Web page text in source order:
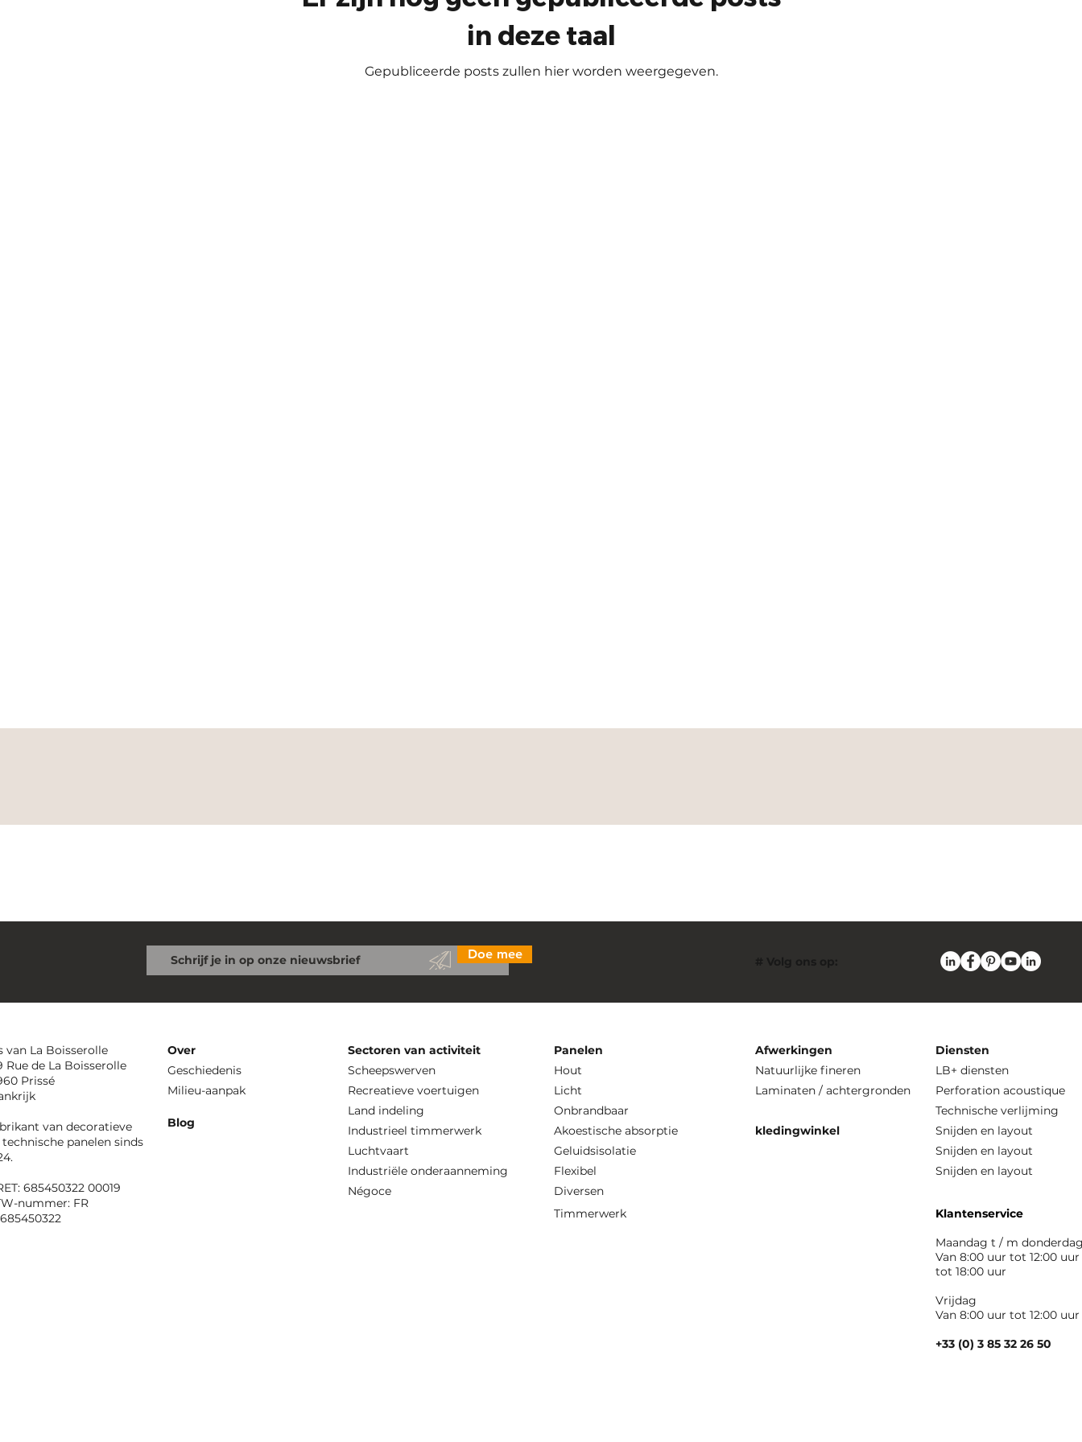
in deze taal
Gepubliceerde posts zullen hier worden weergegeven.
Doe mee
van La Boisserolle
Rue de La Boisserolle
Prissé
van decoratieve
technische panelen sinds
685450322 00019
nummer: FR
Over
Geschiedenis
Milieu-aanpak
Blog
Sectoren van activiteit
Panelen
Scheepswerven
Hout
Recreatieve voertuigen
Licht
Land indeling
Onbrandbaar
Industrieel timmerwerk
Akoestische absorptie
Luchtvaart
Geluidsisolatie
Industriële onderaanneming
Flexibel
Diversen
Négoce
Timmerwerk
Afwerkingen
Natuurlijke fineren
Laminaten / achtergronden
Diensten
LB+ diensten
Perforation acoustique
Technische verlijming
kledingwinkel
Snijden en layout
Snijden en layout
Snijden en layout
Klantenservice
Maandag t / m
Van 8:00 uur tot 12:00
tot 18:00 uur
Vrijdag
Van 8:00 uur tot 12:00 uur
+33 (0) 3 85 32 26 50